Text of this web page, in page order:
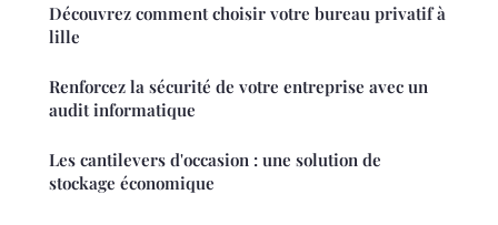
Découvrez comment choisir votre bureau privatif à
lille
Renforcez la sécurité de votre entreprise avec un
audit informatique
Les cantilevers d'occasion : une solution de
stockage économique